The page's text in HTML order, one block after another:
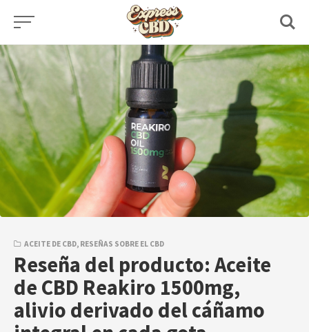
Skip
content
ACEITE DE CBD, RESEÑAS SOBRE EL CBD
Reseña del producto: Aceite
de CBD Reakiro 1500mg,
alivio derivado del cáñamo